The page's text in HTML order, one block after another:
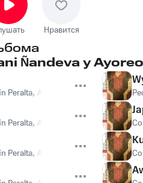
Нравится
Ñandeva y Ayoreo
Peralta, Agustín Peralta, Pedro
Peralta, Agustín Peralta, Pedro
Peralta, Agustín Peralta, Pedro